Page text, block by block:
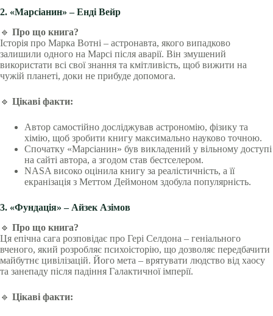
2. «Марсіанин» – Енді Вейр
🔹 Про що книга?
Історія про Марка Вотні – астронавта, якого випадково
залишили одного на Марсі після аварії. Він змушений
використати всі свої знання та кмітливість, щоб вижити на
чужій планеті, доки не прибуде допомога.
🔹 Цікаві факти:
Автор самостійно досліджував астрономію, фізику та
хімію, щоб зробити книгу максимально науково точною.
Спочатку «Марсіанин» був викладений у вільному доступі
на сайті автора, а згодом став бестселером.
NASA високо оцінила книгу за реалістичність, а її
екранізація з Меттом Деймоном здобула популярність.
3. «Фундація» – Айзек Азімов
🔹 Про що книга?
Ця епічна сага розповідає про Гері Селдона – геніального
вченого, який розробляє психоісторію, що дозволяє передбачити
майбутнє цивілізацій. Його мета – врятувати людство від хаосу
та занепаду після падіння Галактичної імперії.
🔹 Цікаві факти: